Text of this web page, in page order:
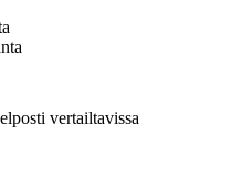
vertailtavissa